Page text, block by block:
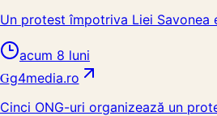
Un protest împotriva Liei Savonea
acum 8 luni
Gg4media.ro
Cinci ONG-uri organizează un